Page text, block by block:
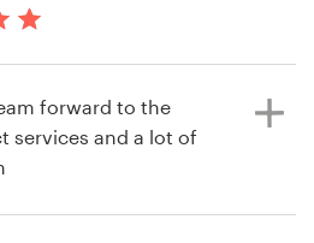
de logotipo
forward to the
services and a lot of